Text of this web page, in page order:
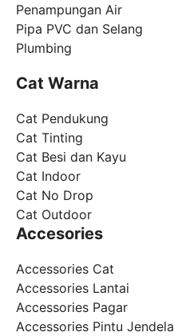
Penampungan Air
Pipa PVC dan Selang
Plumbing
Cat Warna
Cat Pendukung
Cat Tinting
Cat Besi dan Kayu
Cat Indoor
Cat No Drop
Cat Outdoor
Accesories
Accessories Cat
Accessories Lantai
Accessories Pagar
Accessories Pintu Jendela